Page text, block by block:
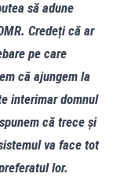
să adune
Credeți că ar
pe care
că ajungem la
interimar domnul
că trece și
va face tot
lor.